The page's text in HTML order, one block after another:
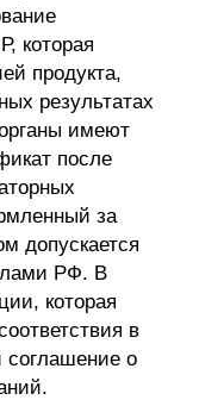
которая
продукта,
результатах
имеют
после
за
допускается
РФ. В
которая
в
соглашение о